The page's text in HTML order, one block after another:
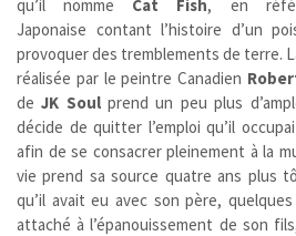
qu’il nomme Cat Fish, en
Japonaise contant l’histoire d’un
provoquer des tremblements de terre.
réalisée par le peintre Canadien
deJK Soulprend un peu plus
décide de quitter l’emploi qu’il
afin de se consacrer pleinement à la
vie prend sa source quatre ans plus
qu’il avait eu avec son père,
attaché à l’épanouissement de son